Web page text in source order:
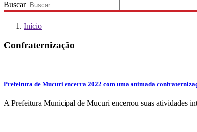
Buscar
Início
Confraternização
Prefeitura de Mucuri encerra 2022 com uma animada
A Prefeitura Municipal de Mucuri encerrou suas atividades